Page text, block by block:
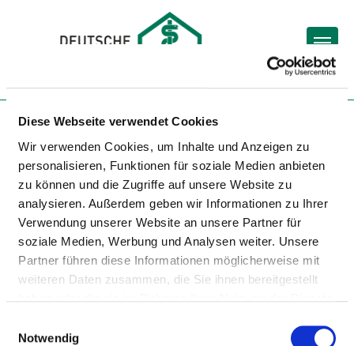
Diese Webseite verwendet Cookies
Wir verwenden Cookies, um Inhalte und Anzeigen zu
personalisieren, Funktionen für soziale Medien anbieten
zu können und die Zugriffe auf unsere Website zu
analysieren. Außerdem geben wir Informationen zu Ihrer
Verwendung unserer Website an unsere Partner für
soziale Medien, Werbung und Analysen weiter. Unsere
Partner führen diese Informationen möglicherweise mit
weiteren Daten zusammen, die Sie ihnen bereitgestellt
Notwendig
SANA KRANKENHAUS
GOTTESFRIEDE WOLTERSDORF
GGMBH